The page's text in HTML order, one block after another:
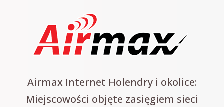
Airmax Internet Holendry i okolice:
Miejscowości objęte zasięgiem sieci